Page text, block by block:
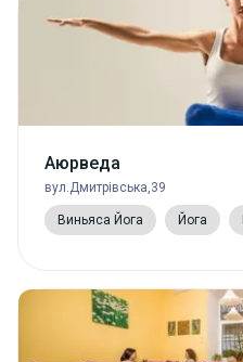
Аюрведа
вул.Дмитрівська,39
Виньяса Йога Йога